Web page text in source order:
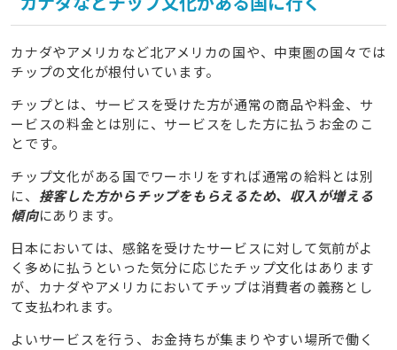
カナダやアメリカなど北アメリカの国や、中東圏の国々では
チップの文化が根付いています。
チップとは、サービスを受けた方が通常の商品や料金、サ
ービスの料金とは別に、サービスをした方に払うお金のこ
とです。
チップ文化がある国でワーホリをすれば通常の給料とは別
に、 接客した方からチップをもらえるため、収入が増える
傾向にあります。
日本においては、感銘を受けたサービスに対して気前がよ
く多めに払うといった気分に応じたチップ文化はあります
が、カナダやアメリカにおいてチップは消費者の義務とし
て支払われます。
よいサービスを行う、お金持ちが集まりやすい場所で働く